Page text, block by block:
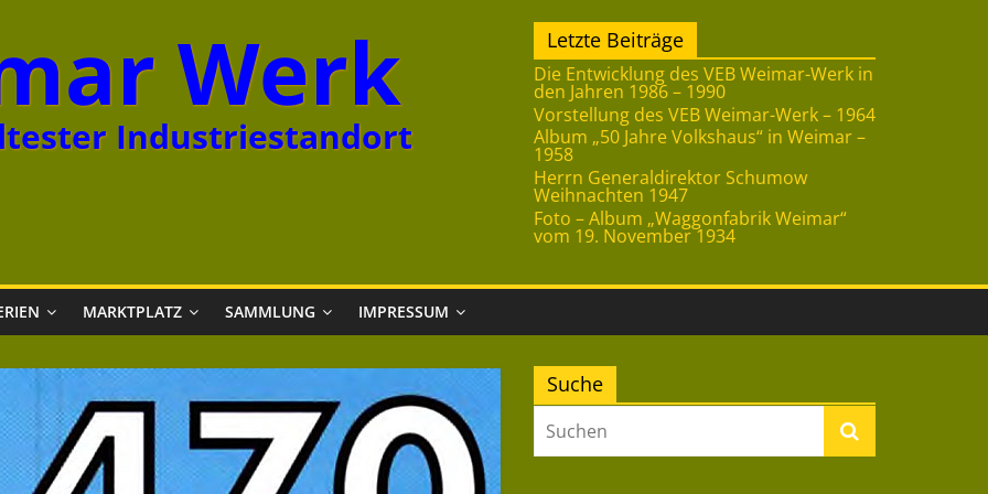
Werk
Industriestandort
Letzte Beiträge
Die Entwicklung des VEB Weimar-Werk in
den Jahren 1986 – 1990
Vorstellung des VEB Weimar-Werk – 1964
Album „50 Jahre Volkshaus“ in Weimar –
1958
Herrn Generaldirektor Schumow
Weihnachten 1947
Foto – Album „Waggonfabrik Weimar“
vom 19. November 1934
MARKTPLATZ SAMMLUNG IMPRESSUM
Suche